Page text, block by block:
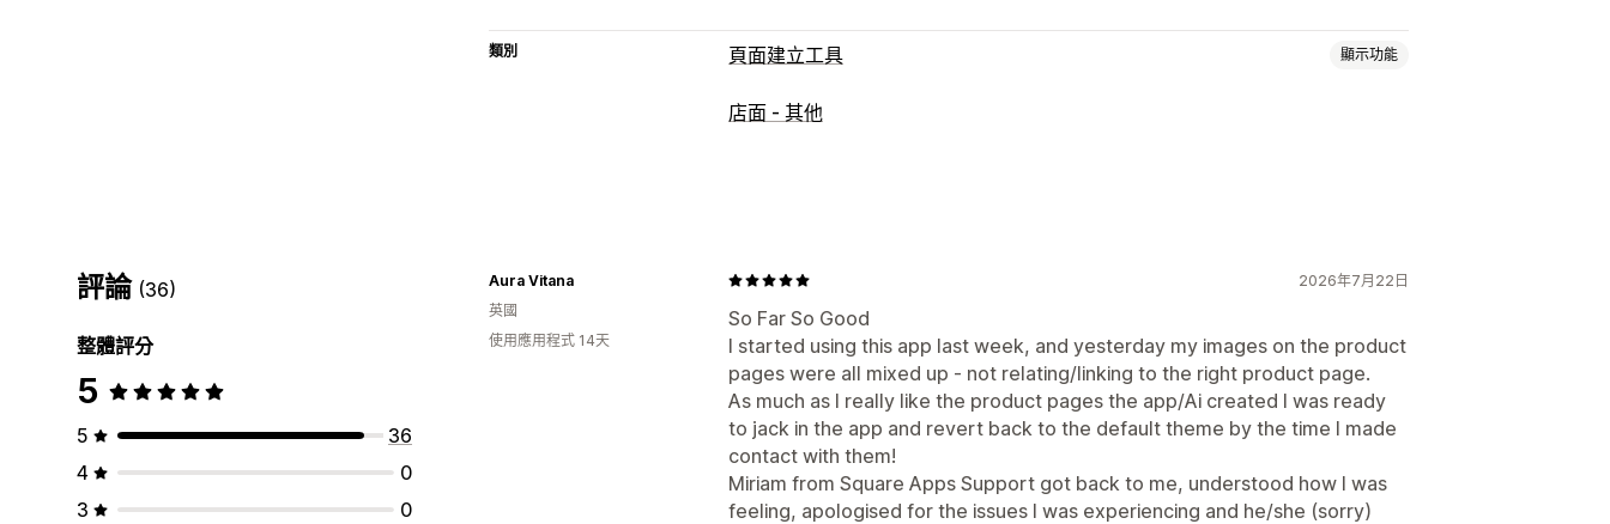
類別 頁面建立工具 顯示功能
頁面類型
店面 - 其他
評論 (36)
整體評分
5
5
36
4
0
3
0
2026年7月22日
So Far So Good
I started using this app last week, and yesterday my images on the product
pages were all mixed up - not relating/linking to the right product page.
As much as I really like the product pages the app/Ai created I was ready
to jack in the app and revert back to the default theme by the time I made
contact with them!
Miriam from Square Apps Support got back to me, understood how I was
feeling, apologised for the issues I was experiencing and he/she (sorry)
Aura Vitana
英國
使用應用程式 14天